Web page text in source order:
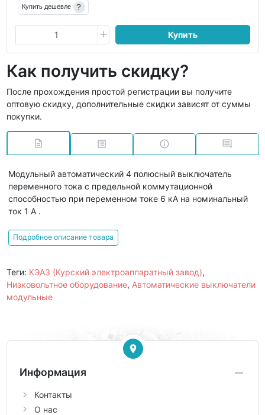
Купить дешевле ?
Купить
Как получить скидку?
После прохождения простой регистрации вы получите
оптовую скидку, дополнительные скидки зависят от суммы
покупки.
Модульный автоматический 4 полюсный выключатель
переменного тока с предельной коммутационной
способностью при переменном токе 6 кА на номинальный
ток 1 А .
Подробное описание товара
Теги: КЭАЗ (Курский электроаппаратный завод),
Низковольтное оборудование, Автоматические выключатели
модульные
Информация
Контакты
О нас